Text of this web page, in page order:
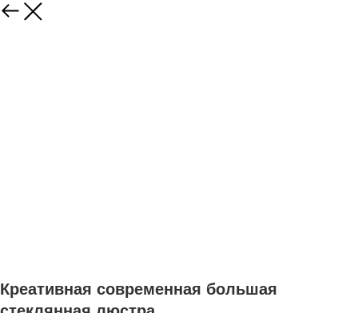
Креативная современная большая